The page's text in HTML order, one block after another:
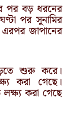
পর বড় ধরনের
পর সুনামির
এরপর জাপানের
শুরু করে।
করা গেছে।
করা গেছে